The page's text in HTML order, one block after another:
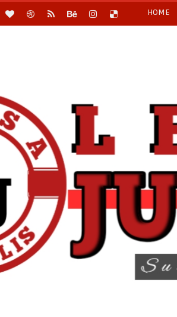
HOME